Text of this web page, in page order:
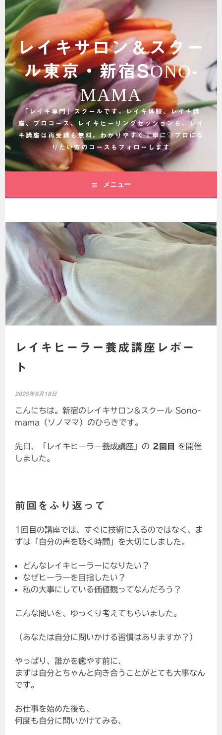
コ
ン
テ
ン
ツ
へ
ス
ッ
レイキサロン＆スクー
ル東京・新宿SONO-
MAMA
「レイキ専門」スクールです。レイキ体験、レイキ講
座、プロコース、レイキヒーリングセッションも。レイ
キ講座は再受講も無料。わかりやすく丁寧に♡プロにな
りたい方のコースもフォローします
メニュー
レイキヒーラー養成講座レポー
ト
2025年9月18日
こんにちは。新宿のレイキサロン&スクール Sono-
mama（ソノママ）のひらきです。
先日、「レイキヒーラー養成講座」の 2回目
を開催
しました。
前回をふり返って
1回目の講座では、すぐに技術に入るのではなく、ま
ずは「自分の声を聴く時間」を大切にしました。
どんなレイキヒーラーになりたい？
なぜヒーラーを目指したい？
私の大事にしている価値観ってなんだろう？
こんな問いを、ゆっくり考えてもらいました。
（あなたは自分に問いかける習慣はありますか？）
やっぱり、誰かを癒やす前に、
まずは自分とちゃんと向き合うことがとても大事なん
です。
お仕事を始めた後も、
何度も自分に問いかけてみる、